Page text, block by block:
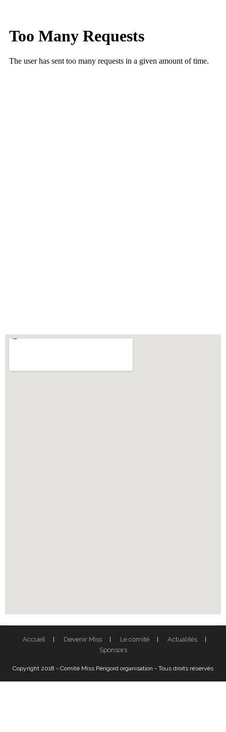
Accueil Devenir Miss Le comité
Actualités
Sponsors
Copyright 2018 - Comité Miss Périgord organisation - Tous droits réservés